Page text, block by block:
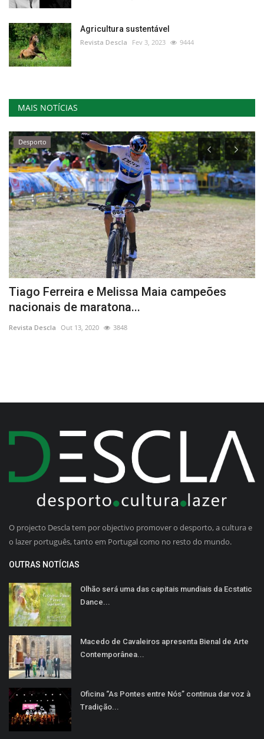
Agricultura sustentável
Revista Descla Fev 3, 2023 9444
MAIS NOTÍCIAS
Desporto
Tiago Ferreira e Melissa Maia campeões
nacionais de maratona...
Revista Descla Out 13, 2020 3848
O projecto Descla tem por objectivo promover o desporto, a cultura e
o lazer português, tanto em Portugal como no resto do mundo.
OUTRAS NOTÍCIAS
Olhão será uma das capitais mundiais da Ecstatic
Dance...
Macedo de Cavaleiros apresenta Bienal de Arte
Contemporânea...
Oficina “As Pontes entre Nós” continua dar voz à
Tradição...